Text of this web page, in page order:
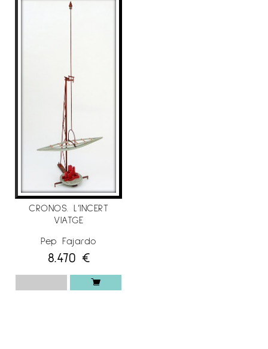
CRONOS. L’INCERT
VIATGE
Pep Fajardo
8.470 €